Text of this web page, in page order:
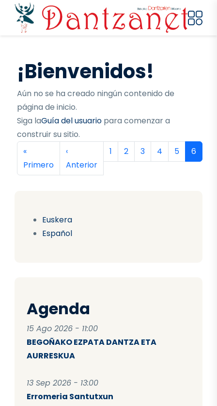
Pasar al contenido principal
Euskera
Español
Agenda
15 Ago 2026 - 11:00
BEGOÑAKO EZPATA DANTZA ETA
AURRESKUA
13 Sep 2026 - 13:00
Erromeria Santutxun
¡Bienvenidos!
Aún no se ha creado ningún contenido de
página de inicio.
Siga laGuía del usuario para comenzar a
construir su sitio.
Paginación
Primera página
«
Primero
Página anterior
‹
Anterior
Página
1 Página
2 Página
3 Página
4 Página
5 6